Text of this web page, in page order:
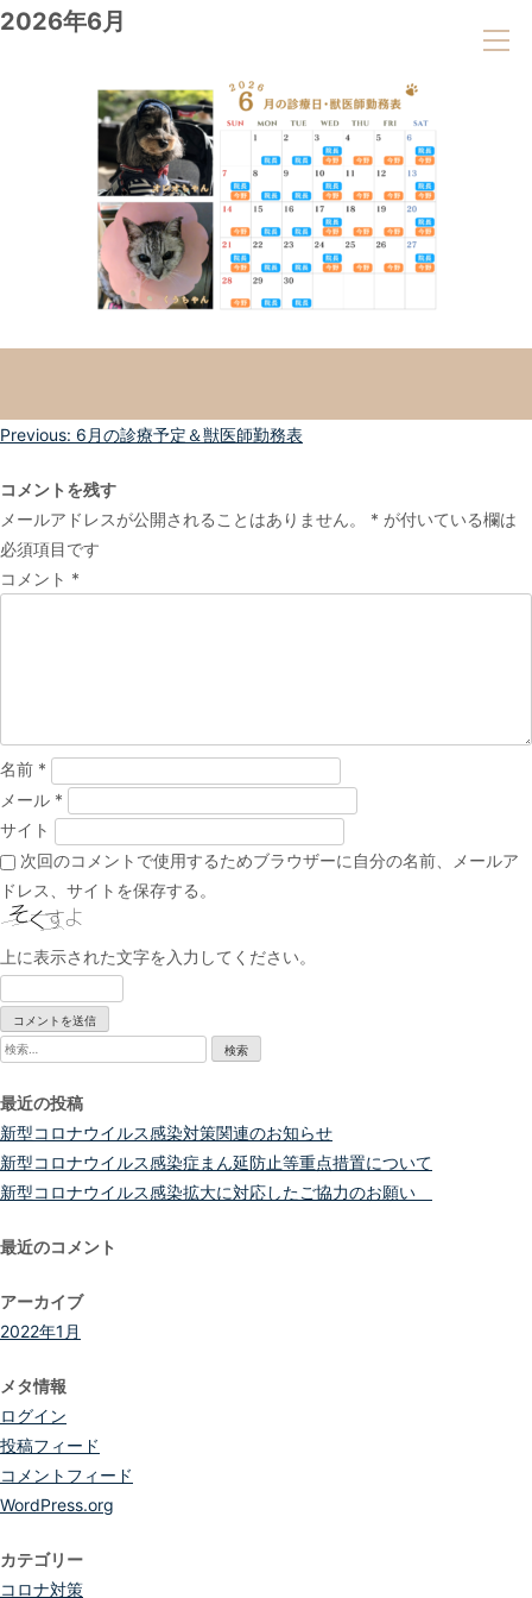
2026年6月
投
ナ
ビ
ゲ
ー
Previous: 6月の診療予定＆獣医師勤務表
コメントを残す
メールアドレスが公開されることはありません。
* が付いている欄は
必須項目です
コメント *
名前 *
メール *
サイト
次回のコメントで使用するためブラウザーに自分の名前、メールア
ドレス、サイトを保存する。
上に表示された文字を入力してください。
検
最近の投稿
新型コロナウイルス感染対策関連のお知らせ
新型コロナウイルス感染症まん延防止等重点措置について
新型コロナウイルス感染拡大に対応したご協力のお願い
最近のコメント
アーカイブ
2022年1月
メタ情報
ログイン
投稿フィード
コメントフィード
WordPress.org
カテゴリー
コロナ対策